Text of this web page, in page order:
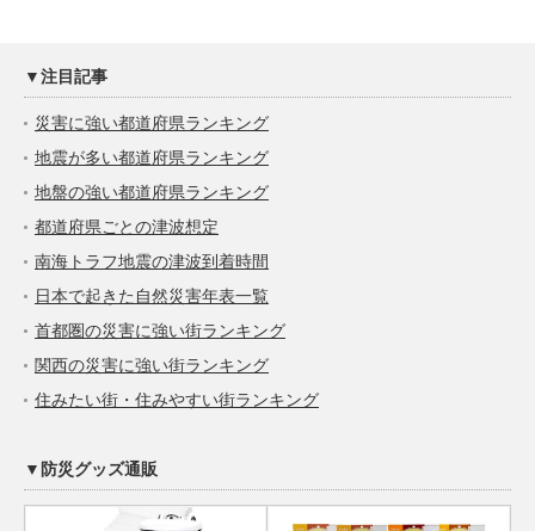
▼注目記事
災害に強い都道府県ランキング
地震が多い都道府県ランキング
地盤の強い都道府県ランキング
都道府県ごとの津波想定
南海トラフ地震の津波到着時間
日本で起きた自然災害年表一覧
首都圏の災害に強い街ランキング
関西の災害に強い街ランキング
住みたい街・住みやすい街ランキング
▼防災グッズ通販